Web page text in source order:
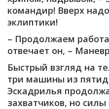
командир! Вверх
эклиптики!
– Продолжаем
отвечает он, –
Быстрый взгляд на
три машины из
Эскадрилья
захватчиков, но